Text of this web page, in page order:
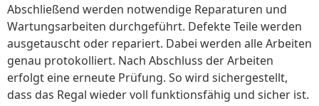
Abschließend werden notwendige Reparaturen und
Wartungsarbeiten durchgeführt. Defekte Teile werden
ausgetauscht oder repariert. Dabei werden alle Arbeiten
genau protokolliert. Nach Abschluss der Arbeiten
erfolgt eine erneute Prüfung. So wird sichergestellt,
dass das Regal wieder voll funktionsfähig und sicher ist.